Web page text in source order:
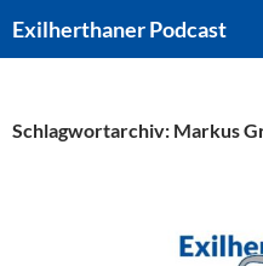
Inhalt
Exilherthaner Podcast
Schlagwortarchiv: Markus